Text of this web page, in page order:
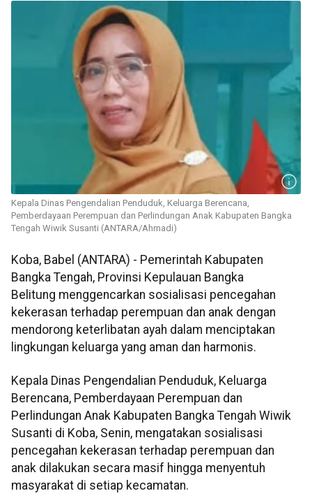
Kepala Dinas Pengendalian Penduduk, Keluarga Berencana,
Pemberdayaan Perempuan dan Perlindungan Anak Kabupaten Bangka
Tengah Wiwik Susanti (ANTARA/Ahmadi)
Koba, Babel (ANTARA) - Pemerintah Kabupaten
Bangka Tengah, Provinsi Kepulauan Bangka
Belitung menggencarkan sosialisasi pencegahan
kekerasan terhadap perempuan dan anak dengan
mendorong keterlibatan ayah dalam menciptakan
lingkungan keluarga yang aman dan harmonis.
Kepala Dinas Pengendalian Penduduk, Keluarga
Berencana, Pemberdayaan Perempuan dan
Perlindungan Anak Kabupaten Bangka Tengah Wiwik
Susanti di Koba, Senin, mengatakan sosialisasi
pencegahan kekerasan terhadap perempuan dan
anak dilakukan secara masif hingga menyentuh
masyarakat di setiap kecamatan.